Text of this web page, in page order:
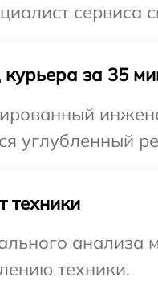
сервиса
за 35
углубленный
техники
анализа
техники.